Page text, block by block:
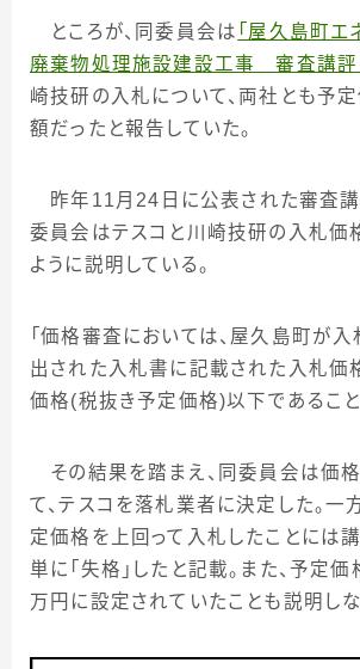
ところが、同委員会は 「屋久島町エ
廃棄物処理施設建設工事 審査講評
崎技研の入札について、両社とも予
額だったと報告していた。
昨年 11 月 24 日に公表された審査講
委員会はテスコと川崎技研の入札価
ように説明している。
「価格審査においては、屋久島町が
出された入札書に記載された入札価
価格(税抜き予定価格)以下であるこ
その結果を踏まえ、同委員会は価
て、テスコを落札業者に決定した。一
定価格を上回って入札したことには講
単に「失格」したと記載。また、予定価
万円に設定されていたことも説明しな